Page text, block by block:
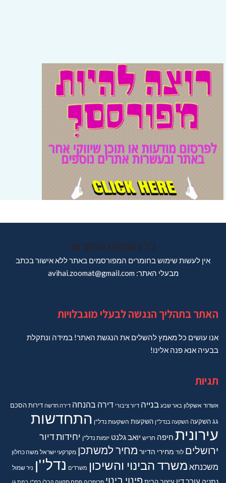
כל הזכויות שמורות
אין לעשות שימוש בחומרים המפורסמים באתר ללא אישור בכתב
מבעלי האתר: avihai.zoomat@gmail.com
האתר בתהליך הנגשה לבעלי מוגבלויות
אנו עושים כל מאמץ להשלים את הנגשת האתר! במידה ונתקלת
בבעיה אנא פנה אלינו!
תגיות
אשדוד אשקלון באר שבע בנייה דיור ציבורי דירה בהנחה דירה חדשה דירותהסכם
גגהשקעה השקעה בנדל"ן השקעות השקעות נדל"ן התחדשות
עירונית חיפה חריש יואב גלנט יזמות נדל"ן יחידות דיור
ירושלים לוד מחירי הדיור מחיר למשתכן מקרקעי ישראל משה כחלון
משכנתא משרד הבינוי והשיכון משרדים נדל''ן ניר שמול
נתניה עורך דין עיצוב הבית פינוי בינוי פריפריה פתח תקווה קבלן רמ"י רמת גן